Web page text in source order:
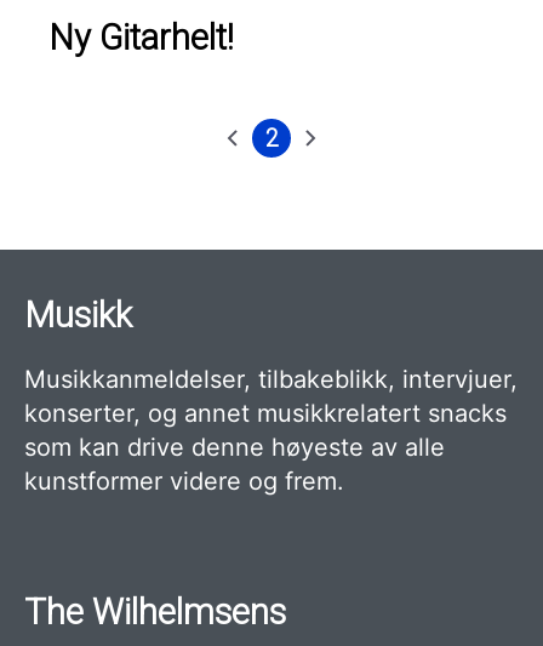
Ny Gitarhelt!
ForrigeNåværende
2
Neste
Musikk
Musikkanmeldelser, tilbakeblikk, intervjuer,
konserter, og annet musikkrelatert snacks
som kan drive denne høyeste av alle
kunstformer videre og frem.
The Wilhelmsens